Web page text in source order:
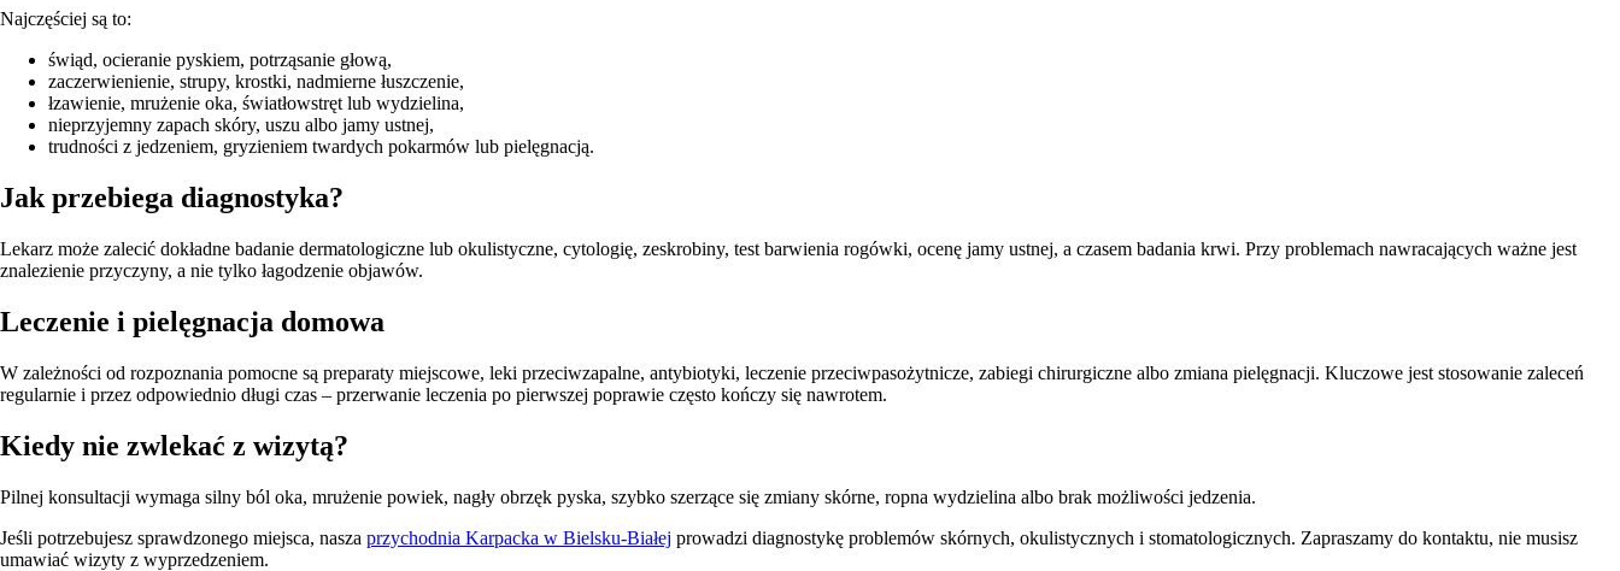
Najczęściej są to:
świąd, ocieranie pyskiem, potrząsanie głową,
zaczerwienienie, strupy, krostki, nadmierne łuszczenie,
łzawienie, mrużenie oka, światłowstręt lub wydzielina,
nieprzyjemny zapach skóry, uszu albo jamy ustnej,
trudności z jedzeniem, gryzieniem twardych pokarmów lub pielęgnacją.
Jak przebiega diagnostyka?
Lekarz może zalecić dokładne badanie dermatologiczne lub okulistyczne, cytologię, zeskrobiny, test barwienia rogówki, ocenę jamy ustnej, a czasem badania krwi. Przy problemach nawracających ważne jest
znalezienie przyczyny, a nie tylko łagodzenie objawów.
Leczenie i pielęgnacja domowa
W zależności od rozpoznania pomocne są preparaty miejscowe, leki przeciwzapalne, antybiotyki, leczenie przeciwpasożytnicze, zabiegi chirurgiczne albo zmiana pielęgnacji. Kluczowe jest stosowanie zaleceń
regularnie i przez odpowiednio długi czas – przerwanie leczenia po pierwszej poprawie często kończy się nawrotem.
Kiedy nie zwlekać z wizytą?
Pilnej konsultacji wymaga silny ból oka, mrużenie powiek, nagły obrzęk pyska, szybko szerzące się zmiany skórne, ropna wydzielina albo brak możliwości jedzenia.
Jeśli potrzebujesz sprawdzonego miejsca, nasza przychodnia Karpacka w Bielsku-Białej prowadzi diagnostykę problemów skórnych, okulistycznych i stomatologicznych. Zapraszamy do kontaktu, nie musisz
umawiać wizyty z wyprzedzeniem.